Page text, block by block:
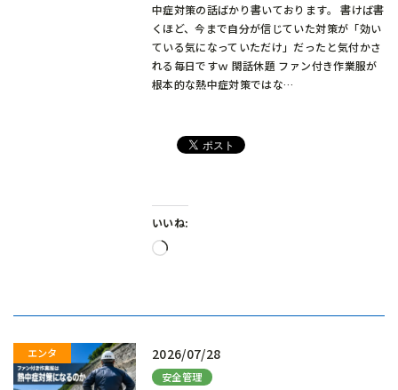
中症対策の話ばかり書いております。 書けば書
くほど、今まで自分が信じていた対策が「効い
ている気になっていただけ」だったと気付かさ
れる毎日ですｗ 閑話休題 ファン付き作業服が
根本的な熱中症対策ではな…
いいね:
読
2026/07/28
安全管理